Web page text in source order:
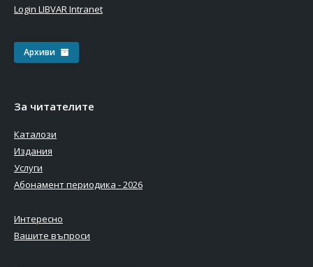
Login LIBVAR Intranet
Архиви
За читателите
Каталози
Издания
Услуги
Абонамент периодика - 2026
Интересно
Вашите въпроси